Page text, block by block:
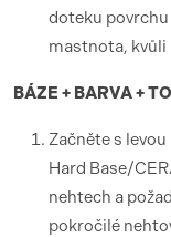
doteku
mastnota, kvůli
BÁZE + BARVA +
Začněte s
Hard Base/
nehtech a
pokročilé